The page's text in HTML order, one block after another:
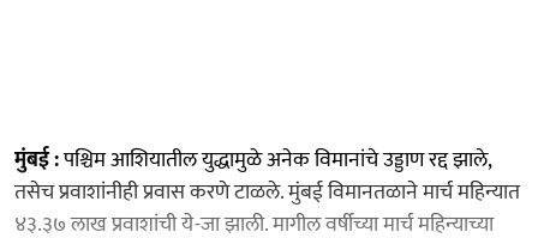
मुंबई :पश्चिम आशियातील युद्धामुळे अनेक विमानांचे उड्डाण रद्द झाले,
तसेच प्रवाशांनीही प्रवास करणे टाळले. मुंबई विमानतळाने मार्च महिन्यात
४३.३७ लाख प्रवाशांची ये-जा झाली. मागील वर्षीच्या मार्च महिन्याच्या